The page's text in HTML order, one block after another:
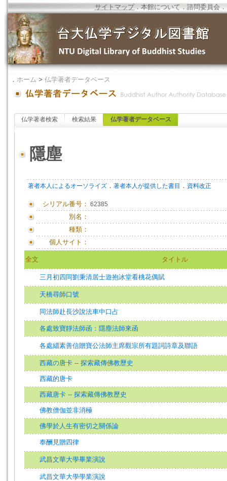
サイトマップ．本館について ．諮問委員会 ．
． ホーム > 仏学著者データベース
仏学著者検索 検索結果 仏学著者データベース
隱塵
著者本人によるオーソライズ ． 著者本人が提供した書目 ． 資料改正
シリアル番号： 62385
別名：
種類：
個人サイト：
全文 タイトル
三月初四同劉秉清居士遊抱冰堂看桃花偶賦
天橋尋師口號
同法師赴長沙說法車中口占
各處致寶靜法師函：隱塵法師來函
各處緇素善信贈寶公法師主席觀宗所有題詞詩章及聯語
西藏の唐卡 -- 探索藏傳佛教歷史
西藏的唐卡
西藏唐卡 -- 探索藏傳佛教歷史
佛教僧伽並非消極
佛學於人生有密切之關係論
奉酬見贈四律
武昌文華大學畢業演說
武昌文華大學學業演說